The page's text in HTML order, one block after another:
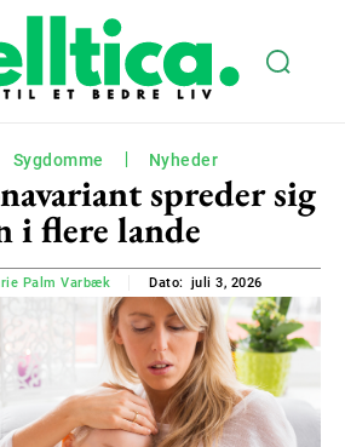
Sygdomme Nyheder
spreder sig
i flere lande
Palm Varbæk Dato: juli 3, 2026